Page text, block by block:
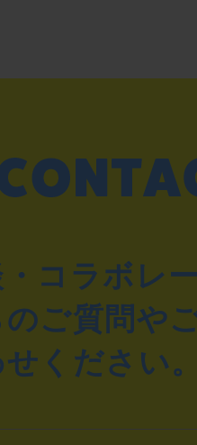
コラボレ
ご質問や
ください